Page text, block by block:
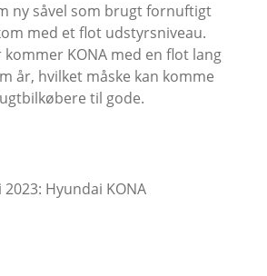
ny såvel som brugt fornuftigt
med et flot udstyrsniveau.
KONA med en flot lang
år, hvilket måske kan komme
til gode.